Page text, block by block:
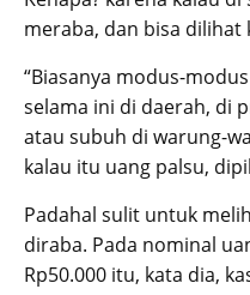
meraba, dan bisa dilihat
“Biasanya modus-
selama ini di daerah, di
atau subuh di warung-
kalau itu uang palsu,
Padahal sulit untuk
diraba. Pada nominal
Rp50.000 itu, kata dia,